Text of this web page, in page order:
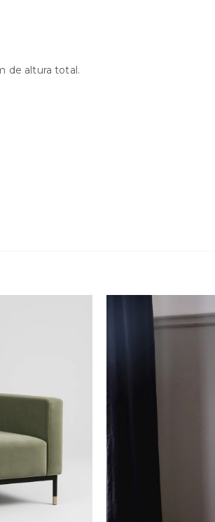
de altura total.